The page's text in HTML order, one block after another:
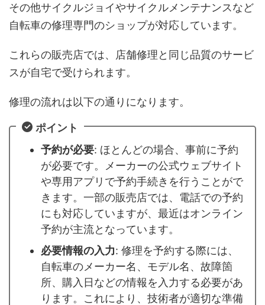
その他サイクルジョイやサイクルメンテナンスなど
自転車の修理専門のショップが対応しています。
これらの販売店では、店舗修理と同じ品質のサービ
スが自宅で受けられます。
修理の流れは以下の通りになります。
ポイント
予約が必要: ほとんどの場合、事前に予約
が必要です。メーカーの公式ウェブサイト
や専用アプリで予約手続きを行うことがで
きます。一部の販売店では、電話での予約
にも対応していますが、最近はオンライン
予約が主流となっています。
必要情報の入力: 修理を予約する際には、
自転車のメーカー名、モデル名、故障箇
所、購入日などの情報を入力する必要があ
ります。これにより、技術者が適切な準備